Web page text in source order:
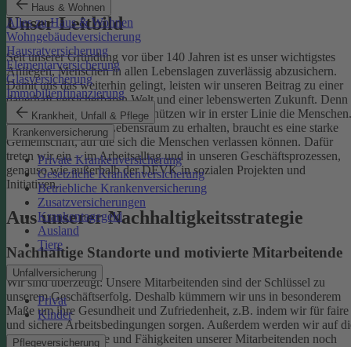
Haus & Wohnen
Alles zu Haus & Wohnen
Wohngebäudeversicherung
Hausratversicherung
Elementarversicherung
Glasversicherung
Immobilienfinanzierung
Krankheit, Unfall & Pflege
Krankenversicherung
Private Krankenversicherung
Gesetzliche Krankenversicherung
Betriebliche Krankenversicherung
Zusatzversicherungen
Krankentagegeld
Ausland
Tiere
Unfallversicherung
Privat
Kinder
Pflegeversicherung
Unser Leitbild
Seit unserer Gründung vor über 140 Jahren ist es unser wichtigstes
Anliegen, Menschen in allen Lebenslagen zuverlässig abzusichern.
Damit uns das weiterhin gelingt, leisten wir unseren Beitrag zu einer
dauerhaft versicherbaren Welt und einer lebenswerten Zukunft. Denn
schützen wir das Klima, so schützen wir in erster Linie die Menschen.
Um einen gesunden Lebensraum zu erhalten, braucht es eine starke
Gemeinschaft, auf die sich die Menschen verlassen können. Dafür
treten wir ein – im Arbeitsalltag und in unseren Geschäftsprozessen,
genauso wie außerhalb der DEVK in sozialen Projekten und
Initiativen.
Aus unserer Nachhaltigkeitsstrategie
Nachhaltige Standorte und motivierte Mitarbeitende
Wir sind überzeugt: Unsere Mitarbeitenden sind der Schlüssel zu
unserem Geschäftserfolg. Deshalb kümmern wir uns in besonderem
Maße um ihre Gesundheit und Zufriedenheit, z.B. indem wir für faire
und sichere Arbeitsbedingungen sorgen. Außerdem werden wir auf
individuellen Talente und Fähigkeiten unserer Mitarbeitenden noch